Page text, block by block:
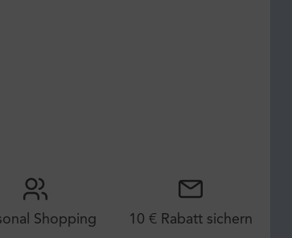
Shopping 10 € Rabatt sichern